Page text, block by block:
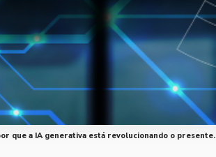
que a IA generativa está revolucionando o presente.